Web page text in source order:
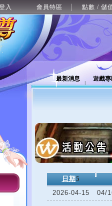
入 會員特區 點數 / 儲
最新消息 遊戲
日期 5
2026-04-15
04/